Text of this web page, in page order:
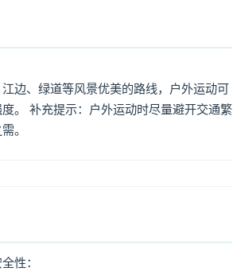
边、绿道等风景优美的路线，户外运动可
。 补充提示：户外运动时尽量避开交通繁
。
性：